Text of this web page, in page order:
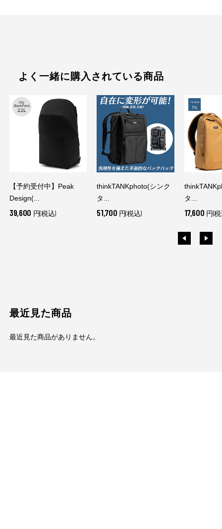
よく一緒に購入されている商品
【予約受付中】Peak
Design(...
39,600 円(税込)
thinkTANKphoto(シンク
タ...
51,700 円(税込)
タ...
17,600 円(
最近見た商品
最近見た商品がありません。